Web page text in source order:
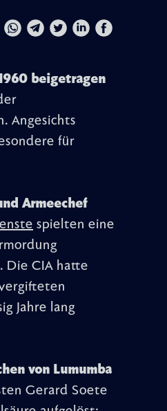
beigetragen
Angesichts
für
Armeechef
spielten eine
. Die CIA hatte
Jahre lang
von Lumumba
Gerard Soete